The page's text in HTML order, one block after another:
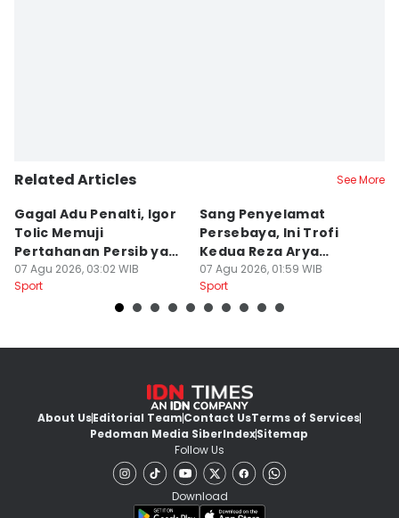
Related Articles See More
Gagal Adu Penalti, Igor
Tolic Memuji
Pertahanan Persib yang
Solid
07 Agu 2026, 03:02 WIB
Sport
Sang Penyelamat
Persebaya, Ini Trofi
Kedua Reza Arya
Bersama Tavares
07 Agu 2026, 01:59 WIB
Sport
About UsEditorial TeamContact UsTerms of Services
Pedoman Media SiberIndexSitemap
Follow Us
Download